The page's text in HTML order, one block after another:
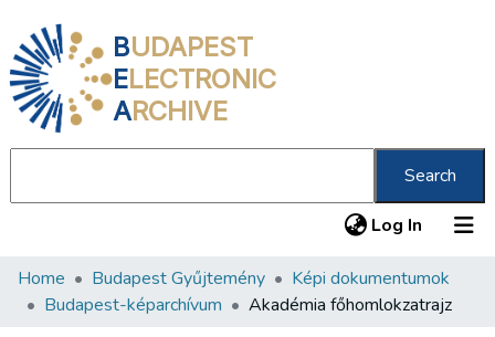
BUDAPEST
ELECTRONIC
ARCHIVE
Search
Log In (current)
Communities & Collections
Home Budapest Gyűjtemény
Képi dokumentumok
Budapest-képarchívum
Akadémia főhomlokzatrajz